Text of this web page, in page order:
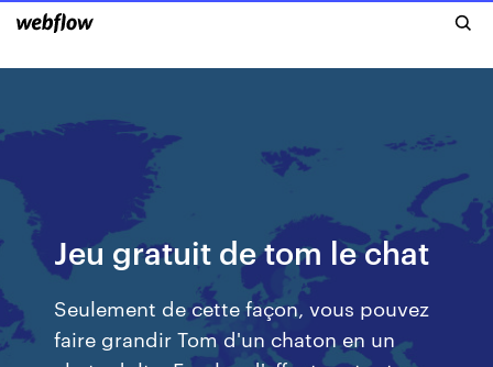
Jeu gratuit de tom le chat
Seulement de cette façon, vous pouvez
faire grandir Tom d'un chaton en un